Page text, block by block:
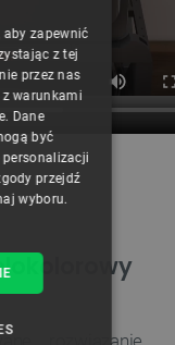
rozwiązanie
CZECH
ENGLISH
GERMAN
aby zapewnić
z tej
przez nas
warunkami
Dane
być
przejdź
wyboru.